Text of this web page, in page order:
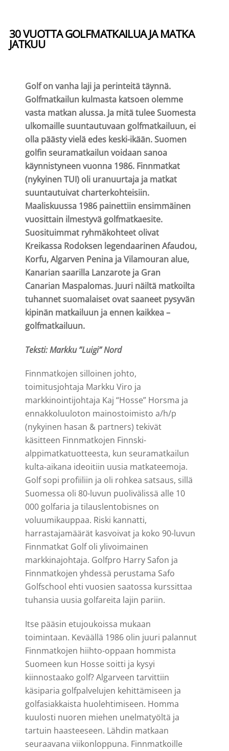
30 VUOTTA GOLFMATKAILUA JA MATKA
JATKUU
Golf on vanha laji ja perinteitä täynnä.
Golfmatkailun kulmasta katsoen olemme
vasta matkan alussa. Ja mitä tulee Suomesta
ulkomaille suuntautuvaan golfmatkailuun, ei
olla päästy vielä edes keski-ikään. Suomen
golfin seuramatkailun voidaan sanoa
käynnistyneen vuonna 1986. Finnmatkat
(nykyinen TUI) oli uranuurtaja ja matkat
suuntautuivat charterkohteisiin.
Maaliskuussa 1986 painettiin ensimmäinen
vuosittain ilmestyvä golfmatkaesite.
Suosituimmat ryhmäkohteet olivat
Kreikassa Rodoksen legendaarinen Afaudou,
Korfu, Algarven Penina ja Vilamouran alue,
Kanarian saarilla Lanzarote ja Gran
Canarian Maspalomas. Juuri näiltä matkoilta
tuhannet suomalaiset ovat saaneet pysyvän
kipinän matkailuun ja ennen kaikkea –
golfmatkailuun.
Teksti: Markku ”Luigi” Nord
Finnmatkojen silloinen johto,
toimitusjohtaja Markku Viro ja
markkinointijohtaja Kaj “Hosse” Horsma ja
ennakkoluuloton mainostoimisto a/h/p
(nykyinen hasan & partners) tekivät
käsitteen Finnmatkojen Finnski-
alppimatkatuotteesta, kun seuramatkailun
kulta-aikana ideoitiin uusia matkateemoja.
Golf sopi profiiliin ja oli rohkea satsaus, sillä
Suomessa oli 80-luvun puolivälissä alle 10
000 golfaria ja tilauslentobisnes on
voluumikauppaa. Riski kannatti,
harrastajamäärät kasvoivat ja koko 90-luvun
Finnmatkat Golf oli ylivoimainen
markkinajohtaja. Golfpro Harry Safon ja
Finnmatkojen yhdessä perustama Safo
Golfschool ehti vuosien saatossa kurssittaa
tuhansia uusia golfareita lajin pariin.
Itse pääsin etujoukoissa mukaan
toimintaan. Keväällä 1986 olin juuri palannut
Finnmatkojen hiihto-oppaan hommista
Suomeen kun Hosse soitti ja kysyi
kiinnostaako golf? Algarveen tarvittiin
käsiparia golfpalvelujen kehittämiseen ja
golfasiakkaista huolehtimiseen. Homma
kuulosti nuoren miehen unelmatyöltä ja
tartuin haasteeseen. Lähdin matkaan
seuraavana viikonloppuna. Finnmatkoille